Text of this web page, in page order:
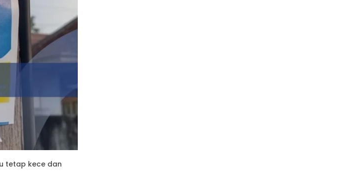
tetap kece dan